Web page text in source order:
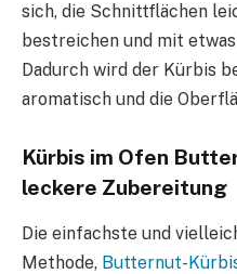
sich, die Schnittflächen
bestreichen und mit
Dadurch wird der Kürbis
aromatisch und die
Kürbis im Ofen
leckere Zubereitung
Die einfachste und
Methode, Butternut-